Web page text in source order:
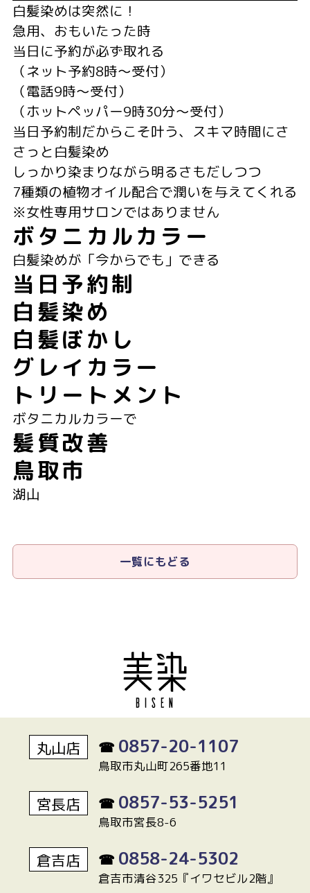
白髪染めは突然に！
急用、おもいたった時
当日に予約が必ず取れる
（ネット予約8時〜受付）
（電話9時〜受付）
（ホットペッパー9時30分〜受付）
当日予約制だからこそ叶う、スキマ時間にさ
さっと白髪染め
しっかり染まりながら明るさもだしつつ
7種類の植物オイル配合で潤いを与えてくれる
※女性専用サロンではありません
ボタニカルカラー
白髪染めが「今からでも」できる
当日予約制
白髪染め
白髪ぼかし
グレイカラー
トリートメント
ボタニカルカラーで
髪質改善
鳥取市
湖山
一覧にもどる
丸山店 ☎ 0857-20-1107
鳥取市丸山町265番地11
宮長店 ☎ 0857-53-5251
鳥取市宮長8-6
倉吉店 ☎ 0858-24-5302
倉吉市清谷325『イワセビル2階』